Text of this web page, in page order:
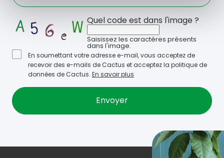
Quel code est dans l'image ?
Saisissez les caractères présents
dans l'image.
En soumettant votre adresse e-mail, vous acceptez de
recevoir des e-mails de Cactus et acceptez la politique de
données de Cactus. En savoir plus